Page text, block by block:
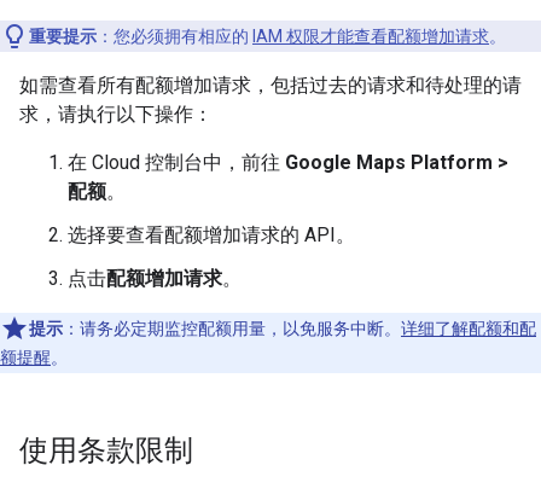
重要提示 ：您必须拥有相应的 IAM 权限才能查看配额增加请求。
如需查看所有配额增加请求，包括过去的请求和待处理的请
求，请执行以下操作：
在 Cloud 控制台中，前往 Google Maps Platform >
配额。
选择要查看配额增加请求的 API。
点击配额增加请求。
提示 ：请务必定期监控配额用量，以免服务中断。 详细了解配额和配
额提醒。
使用条款限制